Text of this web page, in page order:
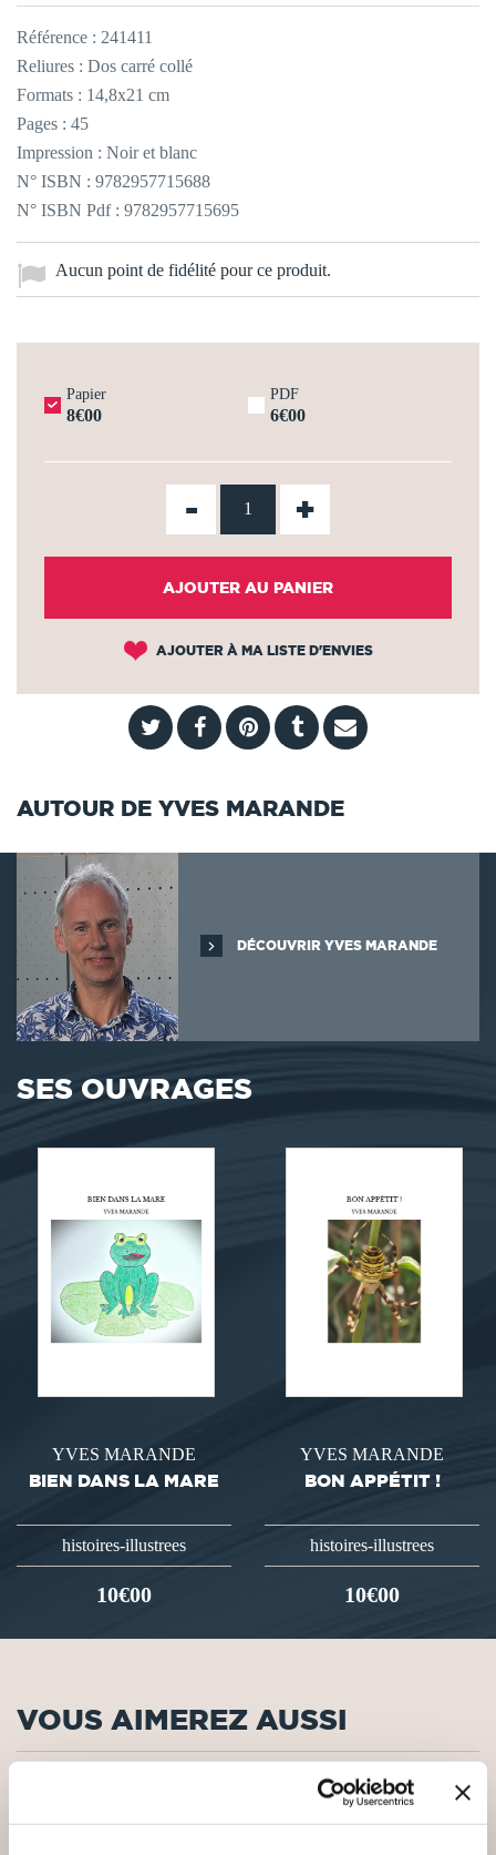
Référence : 241411
Reliures : Dos carré collé
Formats : 14,8x21 cm
Pages : 45
Impression : Noir et blanc
N° ISBN : 9782957715688
N° ISBN Pdf : 9782957715695
Aucun point de fidélité pour ce produit.
Papier
8€00
PDF
6€00
- +
AJOUTER AU PANIER
AJOUTER À MA LISTE D'ENVIES
AUTOUR DE YVES MARANDE
DÉCOUVRIR YVES MARANDE
SES OUVRAGES
YVES MARANDE
BIEN DANS LA MARE
histoires-illustrees
10€00
YVES MARANDE
BON APPÉTIT !
histoires-illustrees
10€00
VOUS AIMEREZ AUSSI